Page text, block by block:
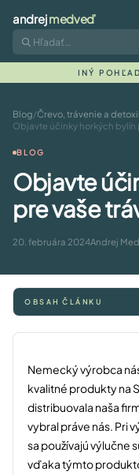
andrejmedveď
INÝ
Blog/Črevo, trávenie a
Objavte účinky horkých bylín
BLOG
Objavte
pre vaše
20. februára 2024Andrej
OBSAH ČLÁNKU
Nemecký výrobca
kvalitné produkty na
distribuovala naša
vybral práve nás. Pri
sa používajú výlučne
vďaka týmto